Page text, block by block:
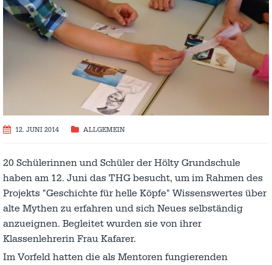
12. JUNI 2014 ALLGEMEIN
20 Schülerinnen und Schüler der Hölty Grundschule
haben am 12. Juni das THG besucht, um im Rahmen des
Projekts "Geschichte für helle Köpfe" Wissenswertes über
alte Mythen zu erfahren und sich Neues selbständig
anzueignen. Begleitet wurden sie von ihrer
Klassenlehrerin Frau Kafarer.
Im Vorfeld hatten die als Mentoren fungierenden